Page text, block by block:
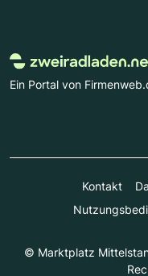
Ein Portal von
Kontakt
© Marktplatz